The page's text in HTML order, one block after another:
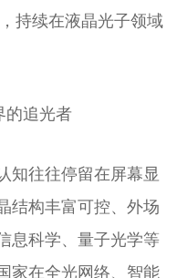
持续在液晶光子领域
的追光者
知往往停留在屏幕显
结构丰富可控、外场
息科学、量子光学等
家在全光网络、智能